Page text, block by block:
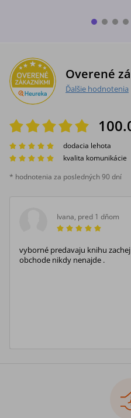
Overené
Ďalšie hodnotenia
dodacia lehota
kvalita komunikácie
* hodnotenia za posledných 90 dní
Ivana, pred 1 dňom
vyborné predavaju knihu
obchode nikdy nenajde .